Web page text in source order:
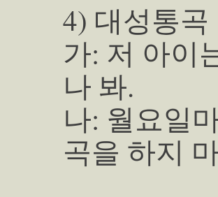
4) 대성통곡
가: 저 아이
나 봐.
나: 월요일
곡을 하지